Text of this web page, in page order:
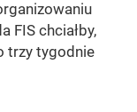
FIS chciałby,
trzy tygodnie